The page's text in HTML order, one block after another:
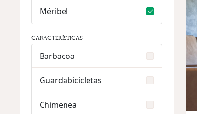
Méribel
CARACTERÍSTICAS
Barbacoa
Guardabicicletas
Chimenea